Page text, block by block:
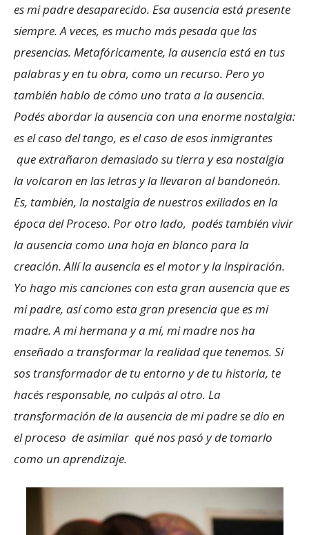
es mi padre desaparecido. Esa ausencia está presente
siempre. A veces, es mucho más pesada que las
presencias. Metafóricamente, la ausencia está en tus
palabras y en tu obra, como un recurso. Pero yo
también hablo de cómo uno trata a la ausencia.
Podés abordar la ausencia con una enorme nostalgia:
es el caso del tango, es el caso de esos inmigrantes
que extrañaron demasiado su tierra y esa nostalgia
la volcaron en las letras y la llevaron al bandoneón.
Es, también, la nostalgia de nuestros exiliados en la
época del Proceso. Por otro lado, podés también vivir
la ausencia como una hoja en blanco para la
creación. Allí la ausencia es el motor y la inspiración.
Yo hago mis canciones con esta gran ausencia que es
mi padre, así como esta gran presencia que es mi
madre. A mi hermana y a mí, mi madre nos ha
enseñado a transformar la realidad que tenemos. Si
sos transformador de tu entorno y de tu historia, te
hacés responsable, no culpás al otro. La
transformación de la ausencia de mi padre se dio en
el proceso de asimilar qué nos pasó y de tomarlo
como un aprendizaje.